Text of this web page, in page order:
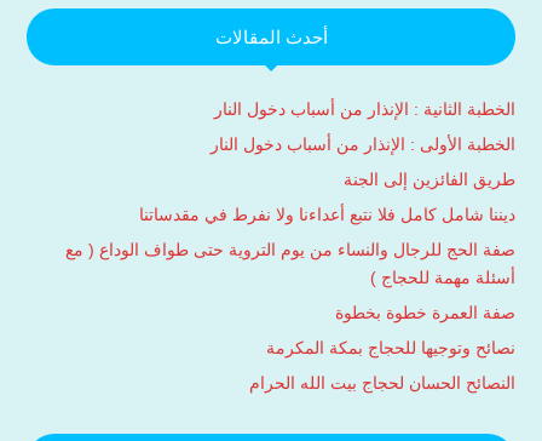
أحدث المقالات
الخطبة الثانية : الإنذار من أسباب دخول النار
الخطبة الأولى : الإنذار من أسباب دخول النار
طريق الفائزين إلى الجنة
ديننا شامل كامل فلا نتبع أعداءنا ولا نفرط في مقدساتنا
صفة الحج للرجال والنساء من يوم التروية حتى طواف الوداع ( مع
أسئلة مهمة للحجاج )
صفة العمرة خطوة بخطوة
نصائح وتوجيها للحجاج بمكة المكرمة
النصائح الحسان لحجاج بيت الله الحرام